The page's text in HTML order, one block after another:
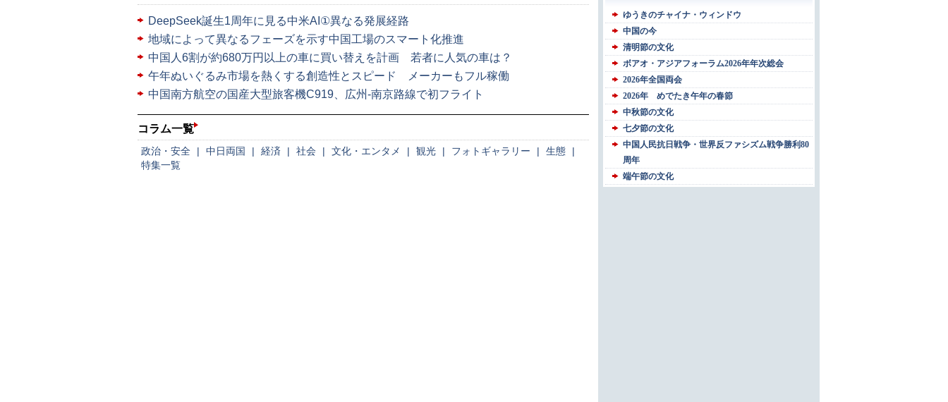
DeepSeek誕生1周年に見る中米AI①異なる発展経路
地域によって異なるフェーズを示す中国工場のスマート化推進
中国人6割が約680万円以上の車に買い替えを計画 若者に人気の車は？
午年ぬいぐるみ市場を熱くする創造性とスピード メーカーもフル稼働
中国南方航空の国産大型旅客機C919、広州-南京路線で初フライト
コラム一覧
政治・安全 | 中日両国 | 経済 | 社会 | 文化・エンタメ | 観光 | フォトギャラリー | 生態
|
特集一覧